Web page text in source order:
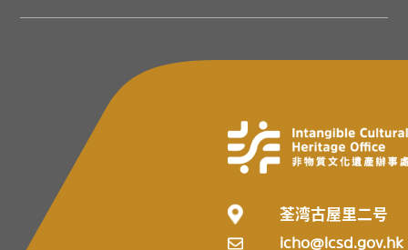
荃湾古屋里二号
icho@lcsd.gov.hk